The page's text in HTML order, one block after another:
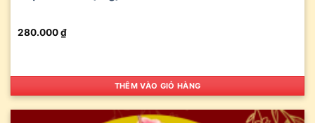
280.000₫
THÊM VÀO GIỎ HÀNG